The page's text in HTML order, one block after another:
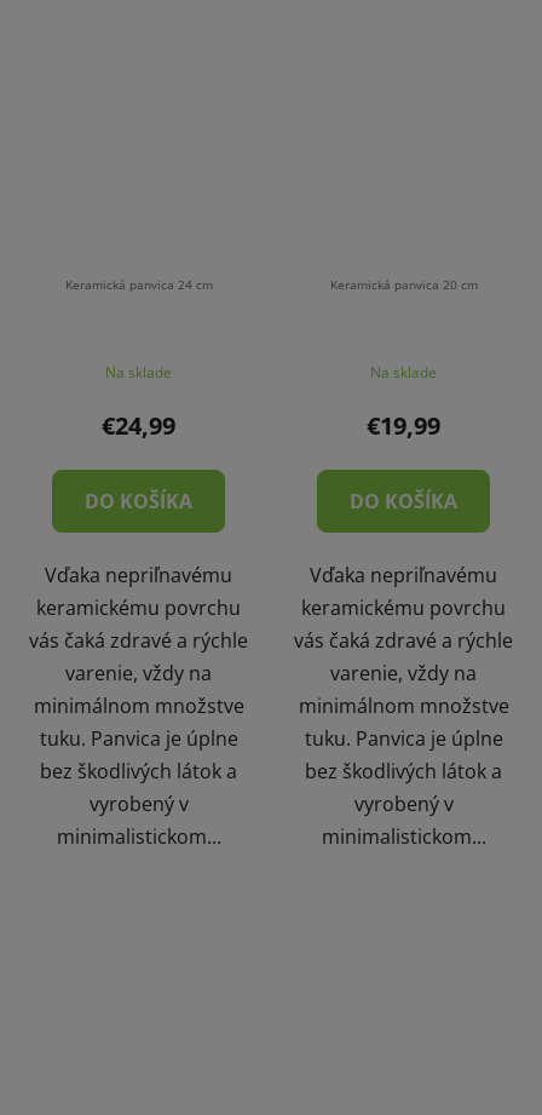
Keramická panvica 24 cm
Na sklade
€24,99
DO KOŠÍKA
Vďaka nepriľnavému
keramickému povrchu
vás čaká zdravé a rýchle
varenie, vždy na
minimálnom množstve
tuku. Panvica je úplne
bez škodlivých látok a
vyrobený v
minimalistickom...
Keramická panvica 20 cm
Na sklade
€19,99
DO KOŠÍKA
Vďaka nepriľnavému
keramickému povrchu
vás čaká zdravé a rýchle
varenie, vždy na
minimálnom množstve
tuku. Panvica je úplne
bez škodlivých látok a
vyrobený v
minimalistickom...